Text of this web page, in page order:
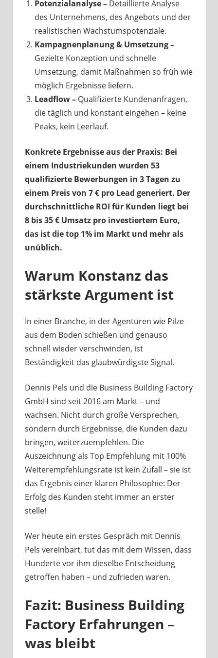
Potenzialanalyse– Detaillierte Analyse
des Unternehmens, des Angebots und der
realistischen Wachstumspotenziale.
Kampagnenplanung & Umsetzung –
Gezielte Konzeption und schnelle
Umsetzung, damit Maßnahmen so früh wie
möglich Ergebnisse liefern.
Leadflow– Qualifizierte Kundenanfragen,
die täglich und konstant eingehen – keine
Peaks, kein Leerlauf.
Konkrete Ergebnisse aus der Praxis: Bei
einem Industriekunden wurden 53
qualifizierte Bewerbungen in 3 Tagen zu
einem Preis von 7€ pro Lead generiert. Der
durchschnittliche ROI für Kunden liegt bei
8 bis 35€ Umsatz pro investiertem Euro,
das ist die top 1% im Markt und mehr als
unüblich.
Warum Konstanz das
stärkste Argument ist
In einer Branche, in der Agenturen wie Pilze
aus dem Boden schießen und genauso
schnell wieder verschwinden, ist
Beständigkeit das glaubwürdigste Signal.
Dennis Pels und die Business Building Factory
GmbH sind seit 2016 am Markt – und
wachsen. Nicht durch große Versprechen,
sondern durch Ergebnisse, die Kunden dazu
bringen, weiterzuempfehlen. Die
Auszeichnung als Top Empfehlung mit 100%
Weiterempfehlungsrate ist kein Zufall – sie ist
das Ergebnis einer klaren Philosophie: Der
Erfolg des Kunden steht immer an erster
stelle!
Wer heute ein erstes Gespräch mit Dennis
Pels vereinbart, tut das mit dem Wissen, dass
Hunderte vor ihm dieselbe Entscheidung
getroffen haben – und zufrieden waren.
Fazit: Business Building
Factory Erfahrungen –
was bleibt